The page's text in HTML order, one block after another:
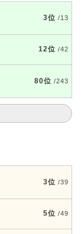
3位 /13
12位 /42
80位 /243
3位 /39
5位 /49